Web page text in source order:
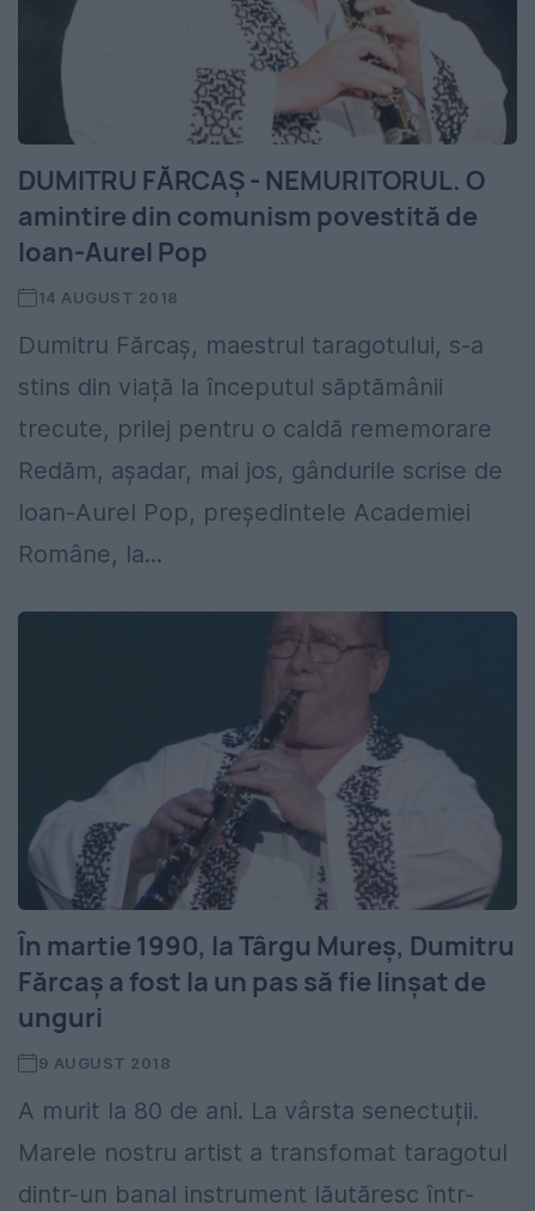
DUMITRU FĂRCAȘ - NEMURITORUL. O
amintire din comunism povestită de
Ioan-Aurel Pop
14 AUGUST 2018
Dumitru Fărcaș, maestrul taragotului, s-a
stins din viață la începutul săptămânii
trecute, prilej pentru o caldă rememorare
Redăm, așadar, mai jos, gândurile scrise de
Ioan-Aurel Pop, președintele Academiei
Române, la...
În martie 1990, la Târgu Mureș, Dumitru
Fărcaș a fost la un pas să fie linșat de
unguri
9 AUGUST 2018
A murit la 80 de ani. La vârsta senectuții.
Marele nostru artist a transfomat taragotul
dintr-un banal instrument lăutăresc într-